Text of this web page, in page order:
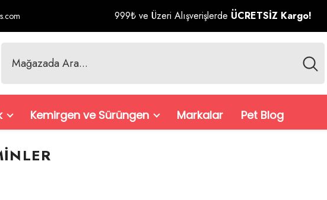
999₺ ve Üzeri Alışverişlerde ÜCRETSİZ Kargo!
Kemirgen ve Sürüngen Markalar Pet Blog